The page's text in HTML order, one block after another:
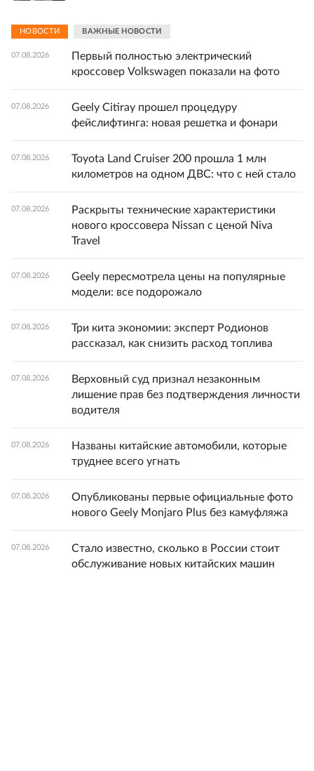
НОВОСТИ ВАЖНЫЕ НОВОСТИ
07.08.2026
Первый полностью электрический
кроссовер Volkswagen показали на фото
07.08.2026
Geely Citiray прошел процедуру
фейслифтинга: новая решетка и фонари
07.08.2026
Toyota Land Cruiser 200 прошла 1 млн
километров на одном ДВС: что с ней стало
07.08.2026
Раскрыты технические характеристики
нового кроссовера Nissan с ценой Niva
Travel
07.08.2026
Geely пересмотрела цены на популярные
модели: все подорожало
07.08.2026
Три кита экономии: эксперт Родионов
рассказал, как снизить расход топлива
07.08.2026
Верховный суд признал незаконным
лишение прав без подтверждения личности
водителя
07.08.2026
Названы китайские автомобили, которые
труднее всего угнать
07.08.2026
Опубликованы первые официальные фото
нового Geely Monjaro Plus без камуфляжа
07.08.2026
Стало известно, сколько в России стоит
обслуживание новых китайских машин